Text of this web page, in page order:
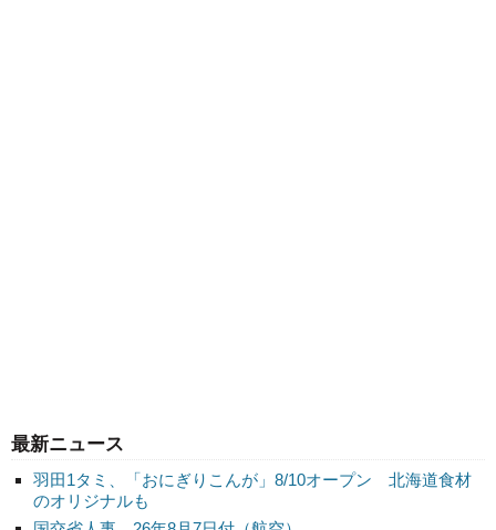
最新ニュース
羽田1タミ、「おにぎりこんが」8/10オープン 北海道食材
のオリジナルも